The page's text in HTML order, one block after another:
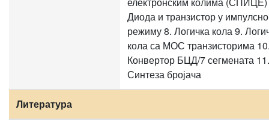
Диода и транзистор у
режиму 8. Логичка кола 9.
кола са МОС транзисторима
Конвертор БЦД/7 сегмената 11.
Синтеза бројача
Литература